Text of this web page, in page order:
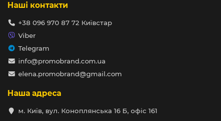
Наші контакти
+38 096 970 87 72 Київстар
Viber
Telegram
info@promobrand.com.ua
elena.promobrand@gmail.com
Наша адреса
м. Київ, вул. Коноплянська 16 Б, офіс 161